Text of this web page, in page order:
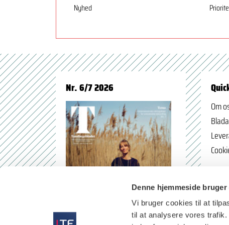
Denne hjemmeside
Vi bruger cookies til at
til at analysere vores
Nyhed
Nr. 6/7 2026
Om